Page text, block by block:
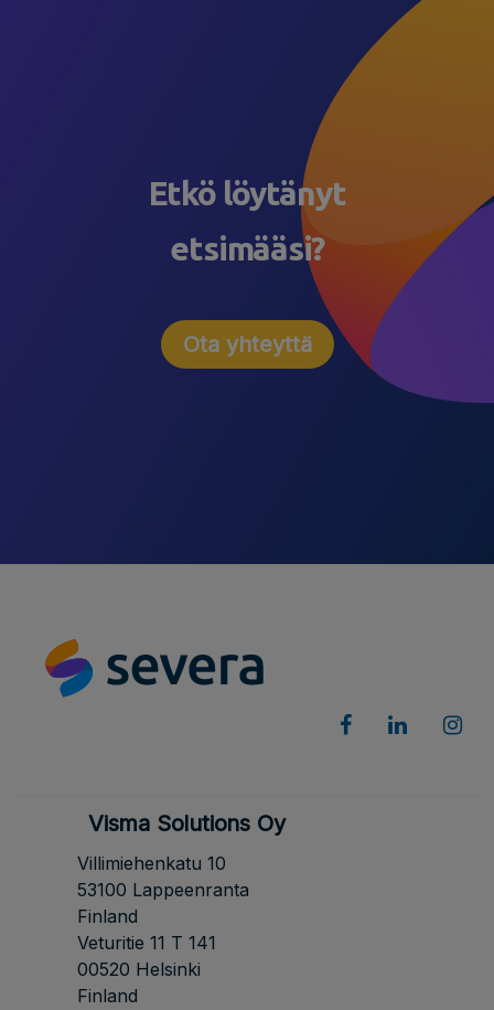
Etkö löytänyt
etsimääsi?
Ota yhteyttä
Visma Solutions Oy
Villimiehenkatu 10
53100 Lappeenranta
Finland
Veturitie 11 T 141
00520 Helsinki
Finland